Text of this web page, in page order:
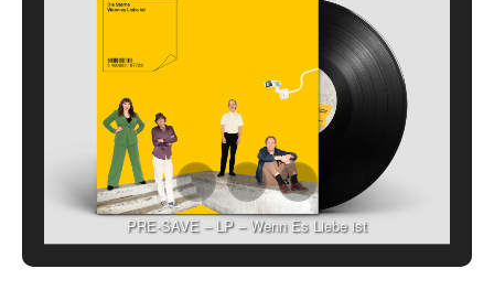
PRE-SAVE – LP – Wenn Es Liebe ist